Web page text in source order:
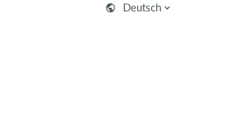
Deutsch